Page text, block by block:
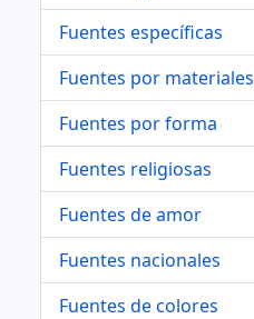
Fuentes específicas
Fuentes por materiales
Fuentes por forma
Fuentes religiosas
Fuentes de amor
Fuentes nacionales
Fuentes de colores